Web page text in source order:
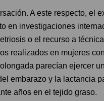
A este respecto, el
en investigaciones
o el recurso a
realizados en mujeres
parecían ejercer
embarazo y la lactancia
años en el tejido graso.